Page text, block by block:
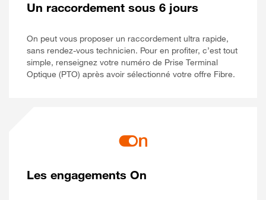
Un raccordement sous 6 jours
On peut vous proposer un raccordement ultra rapide,
sans rendez-vous technicien. Pour en profiter, c’est tout
simple, renseignez votre numéro de Prise Terminal
Optique (PTO) après avoir sélectionné votre offre Fibre.
Les engagements On